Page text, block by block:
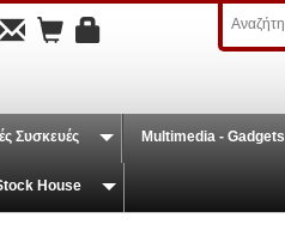
Συσκευές Multimedia - Gadgets
House